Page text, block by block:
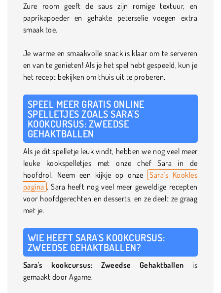
Zure room geeft de saus zijn romige textuur, en
paprikapoeder en gehakte peterselie voegen extra
smaak toe.
Je warme en smaakvolle snack is klaar om te serveren
en van te genieten! Als je het spel hebt gespeeld, kun je
het recept bekijken om thuis uit te proberen.
SPEEL MEER GRATIS ONLINE
SPELLETJES ZOALS SARA'S
KOOKCURSUS: ZWEEDSE
GEHAKTBALLEN
Als je dit spelletje leuk vindt, hebben we nog veel meer
leuke kookspelletjes met onze chef Sara in de
hoofdrol. Neem een kijkje op onze Sara's Kookles
pagina . Sara heeft nog veel meer geweldige recepten
voor hoofdgerechten en desserts, en ze deelt ze graag
met je.
WIE HEEFT SARA'S KOOKCURSUS:
ZWEEDSE GEHAKTBALLEN?
Sara's kookcursus: Zweedse Gehaktballen is
gemaakt door Agame.